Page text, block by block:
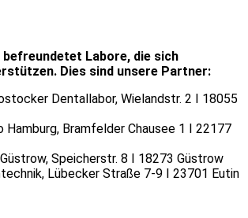
Labore, die sich
Dies sind unsere Partner:
Dentallabor, Wielandstr. 2 I 18055
Hamburg, Bramfelder Chausee 1 I 22177
Speicherstr. 8 I 18273 Güstrow
Lübecker Straße 7-9 I 23701 Eutin